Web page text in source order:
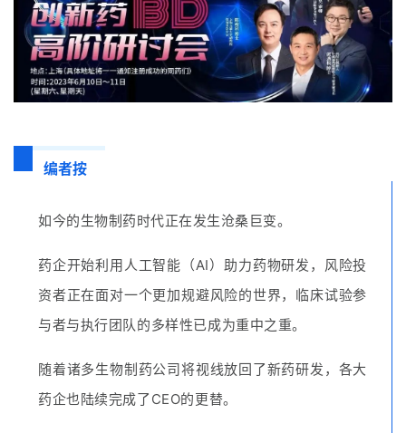
编者按
如今的生物制药时代正在发生沧桑巨变。
药企开始利用人工智能（AI）助力药物研发，风险投
资者正在面对一个更加规避风险的世界，临床试验参
与者与执行团队的多样性已成为重中之重。
随着诸多生物制药公司将视线放回了新药研发，各大
药企也陆续完成了CEO的更替。